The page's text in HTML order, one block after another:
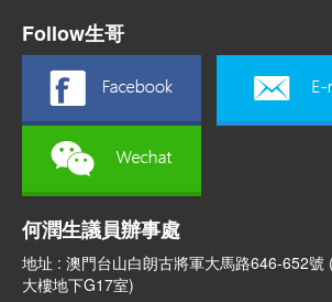
Follow生哥
何潤生議員辦事處
地址 : 澳門台山白朗古將軍大馬路646-652號
大樓地下G17室)